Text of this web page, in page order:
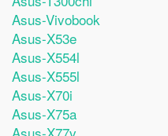
Asus-Vivobook
Asus-X53e
Asus-X554l
Asus-X555l
Asus-X70i
Asus-X75a